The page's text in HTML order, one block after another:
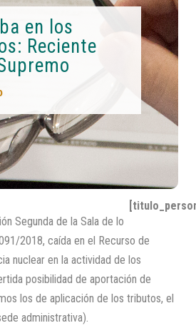
en los
Reciente
Segunda de la Sala de lo
2018, caída en el Recurso de
nuclear en la actividad de los
posibilidad de aportación de
los de aplicación de los tributos, el
administrativa).